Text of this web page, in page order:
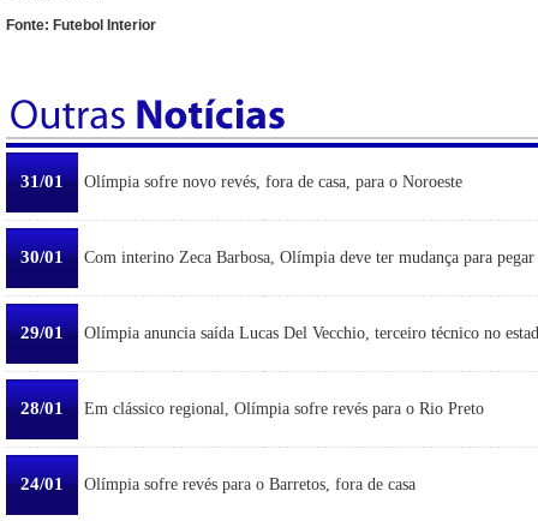
Fonte: Futebol Interior
31/01 Olímpia sofre novo revés, fora de casa, para o Noroeste
30/01 Com interino Zeca Barbosa, Olímpia deve ter mudança para pegar
29/01 Olímpia anuncia saída Lucas Del Vecchio, terceiro técnico no
28/01 Em clássico regional, Olímpia sofre revés para o Rio Preto
24/01 Olímpia sofre revés para o Barretos, fora de casa